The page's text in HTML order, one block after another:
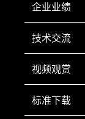
企业业绩
技术交流
视频观赏
标准下载